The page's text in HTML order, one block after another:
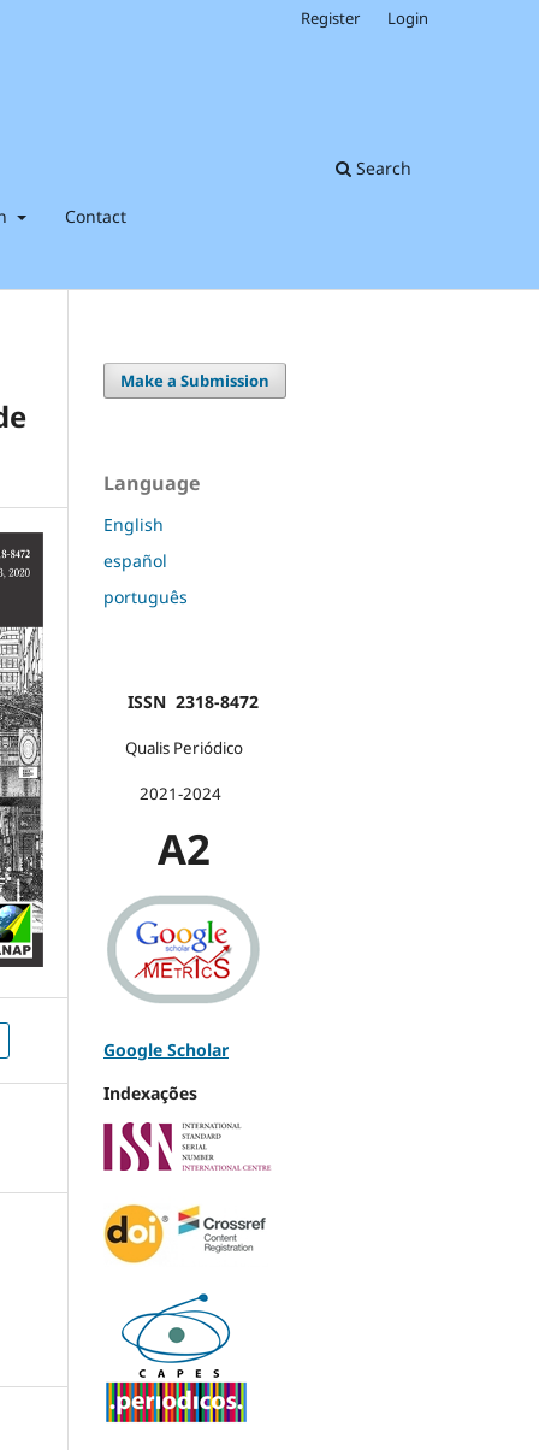
Contact
Search
Register Login
Make a Submission
Language
English
español
português
ISSN 2318-8472
Qualis Periódico
2021-2024
A2
Google Scholar
Indexações